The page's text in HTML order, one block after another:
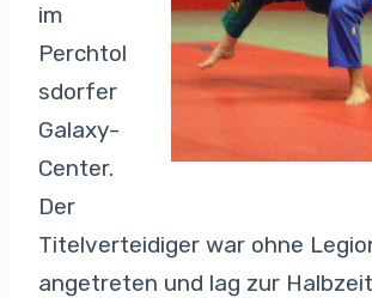
im
Perchtol
sdorfer
Galaxy-
Center.
Der
Titelverteidiger war ohne
angetreten und lag zur